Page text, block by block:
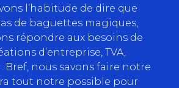
l’habitude de dire que
de baguettes magiques,
répondre aux besoins de
d’entreprise, TVA,
Bref, nous savons faire notre
tout notre possible pour